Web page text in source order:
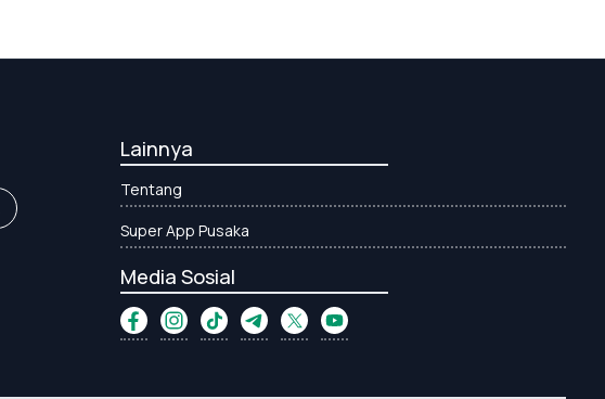
Lainnya
Tentang
Super App Pusaka
Media Sosial